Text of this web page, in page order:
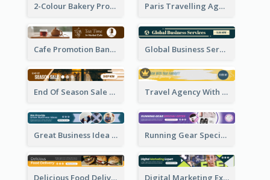
2-Colour Bakery Promotional Banner Ad Paris Travelling Agency Banner Ad
Cafe Promotion Banner Ad With Herbal Tea Global Business Services Banner Ad
End Of Season Sale Banner Ad Travel Agency With Customized Journey Banner Ad
Great Business Idea Banner Ad Running Gear Special Offer Banner Ad
Delicious Food Delivery Banner Ad Digital Marketing Expert Banner Ad